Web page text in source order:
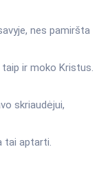
nes pamiršta
ir moko Kristus.
skriaudėjui,
tai aptarti.